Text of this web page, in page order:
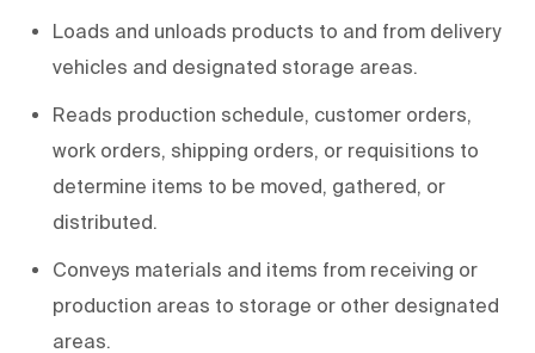
Loads and unloads products to and from delivery
vehicles and designated storage areas.
Reads production schedule, customer orders,
work orders, shipping orders, or requisitions to
determine items to be moved, gathered, or
distributed.
Conveys materials and items from receiving or
production areas to storage or other designated
areas.